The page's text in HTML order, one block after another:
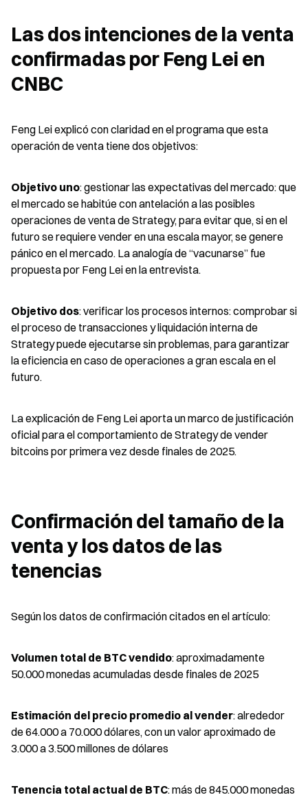
Las dos intenciones de la venta
confirmadas por Feng Lei en
CNBC
Feng Lei explicó con claridad en el programa que esta
operación de venta tiene dos objetivos:
Objetivo uno: gestionar las expectativas del mercado: que
el mercado se habitúe con antelación a las posibles
operaciones de venta de Strategy, para evitar que, si en el
futuro se requiere vender en una escala mayor, se genere
pánico en el mercado. La analogía de “vacunarse” fue
propuesta por Feng Lei en la entrevista.
Objetivo dos: verificar los procesos internos: comprobar si
el proceso de transacciones y liquidación interna de
Strategy puede ejecutarse sin problemas, para garantizar
la eficiencia en caso de operaciones a gran escala en el
futuro.
La explicación de Feng Lei aporta un marco de justificación
oficial para el comportamiento de Strategy de vender
bitcoins por primera vez desde finales de 2025.
Confirmación del tamaño de la
venta y los datos de las
tenencias
Según los datos de confirmación citados en el artículo:
Volumen total de BTC vendido: aproximadamente
50.000 monedas acumuladas desde finales de 2025
Estimación del precio promedio al vender: alrededor
de 64.000 a 70.000 dólares, con un valor aproximado de
3.000 a 3.500 millones de dólares
Tenencia total actual de BTC: más de 845.000 monedas